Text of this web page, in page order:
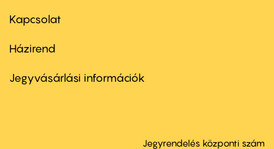
firstKapcsolat
Footer
second
Házirend
Jegyvásárlási információk
Jegyrendelés központi szám